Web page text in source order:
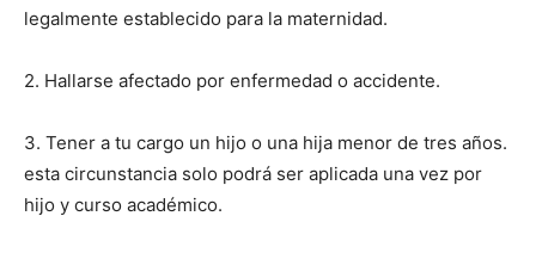
legalmente establecido para la maternidad.
2. Hallarse afectado por enfermedad o accidente.
3. Tener a tu cargo un hijo o una hija menor de tres años.
esta circunstancia solo podrá ser aplicada una vez por
hijo y curso académico.